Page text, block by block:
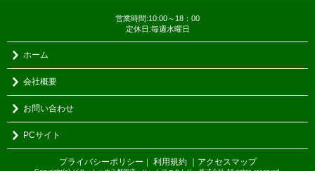
営業時間:10:00～18：00
定休日:毎週水曜日
ホーム
会社概要
お問い合わせ
PCサイト
プライバシーポリシー ｜ 利用規約 ｜アクセスマップ